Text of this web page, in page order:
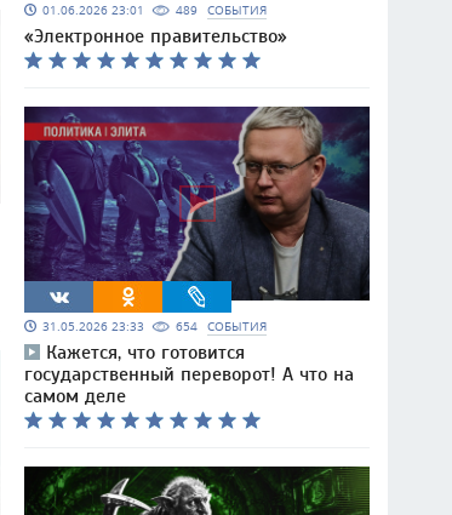
01.06.2026 23:01 489 СОБЫТИЯ
«Электронное правительство»
31.05.2026 23:33 654 СОБЫТИЯ
Кажется, что готовится
государственный переворот! А что на
самом деле